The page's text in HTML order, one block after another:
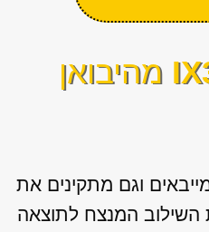
מהיבואן
וגם מתקינים את
השילוב המנצח לתוצאה